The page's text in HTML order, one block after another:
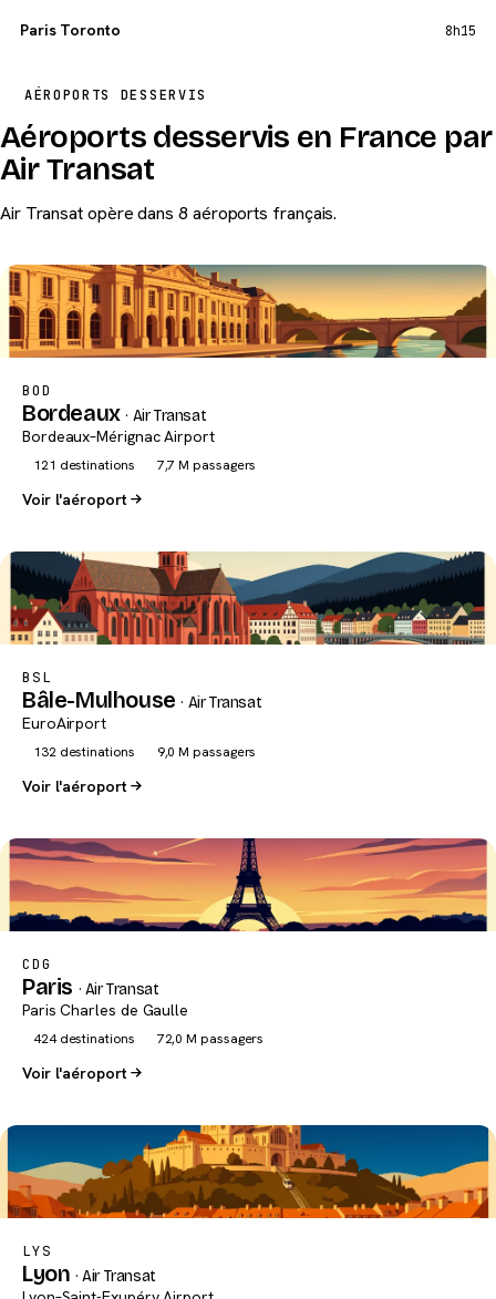
Paris Toronto 8h15
AÉROPORTS DESSERVIS
Aéroports desservis en France par
Air Transat
Air Transat opère dans 8 aéroports français.
BOD
Bordeaux· Air Transat
Bordeaux–Mérignac Airport
121 destinations 7,7 M passagers
Voir l'aéroport
BSL
Bâle-Mulhouse· Air Transat
EuroAirport
132 destinations 9,0 M passagers
Voir l'aéroport
CDG
Paris · Air Transat
Paris Charles de Gaulle
424 destinations 72,0 M passagers
Voir l'aéroport
LYS
Lyon · Air Transat